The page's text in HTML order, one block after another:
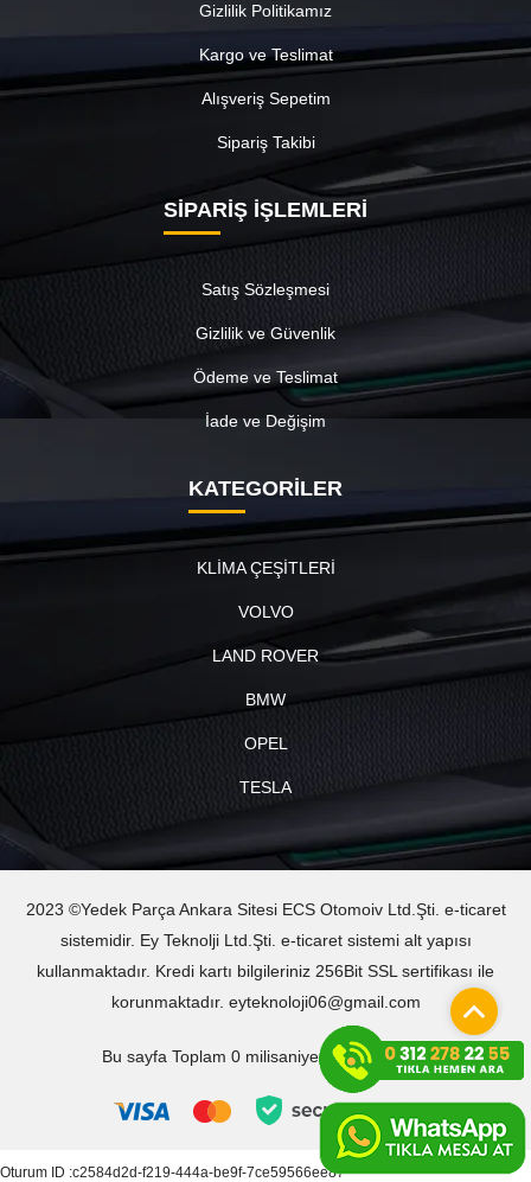
Gizlilik Politikamız
Kargo ve Teslimat
Alışveriş Sepetim
Sipariş Takibi
SİPARİŞ İŞLEMLERİ
Satış Sözleşmesi
Gizlilik ve Güvenlik
Ödeme ve Teslimat
İade ve Değişim
KATEGORİLER
KLİMA ÇEŞİTLERİ
VOLVO
LAND ROVER
BMW
OPEL
TESLA
2023 ©Yedek Parça Ankara Sitesi ECS Otomoiv Ltd.Şti. e-ticaret
sistemidir. Ey Teknolji Ltd.Şti. e-ticaret sistemi alt yapısı
kullanmaktadır. Kredi kartı bilgileriniz 256Bit SSL sertifikası ile
korunmaktadır. eyteknoloji06@gmail.com
Bu sayfa Toplam 0 milisaniyede oluşturuldu.
Oturum ID :c2584d2d-f219-444a-be9f-7ce59566ee87